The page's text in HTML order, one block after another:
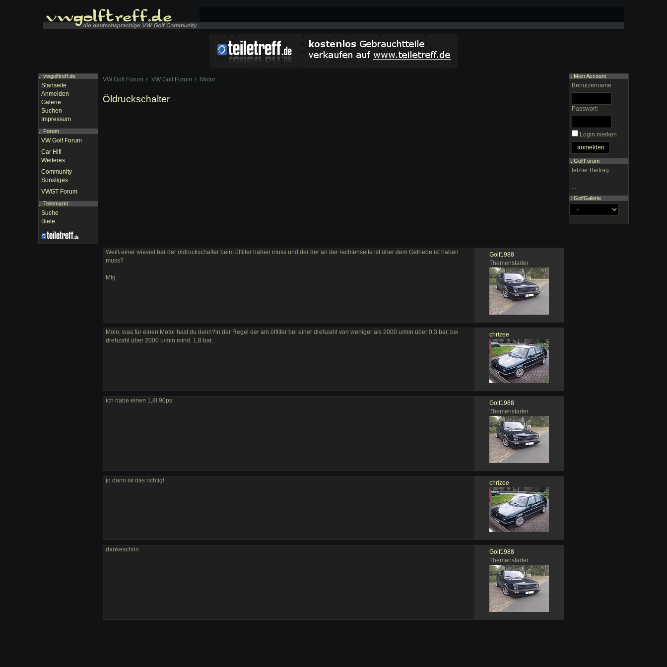
VW Golf Forum VW Golf Forum Motor
Öldruckschalter
Golf1988
Themenstarter
Weiß einer wieviel bar der öldruckschalter beim ölfilter haben muss und der der an der rechtenseite ist über dem Getriebe ist haben
muss?
Mfg
chrizee
Moin, was für einen Motor hast du denn?in der Regel der am ölfilter bei einer drehzahl von weniger als 2000 u/min über 0.3 bar, bei
drehzahl über 2000 u/min mind. 1,8 bar.
Golf1988
Themenstarter
ich habe einen 1,8l 90ps
chrizee
jo dann ist das richtig!
Golf1988
Themenstarter
dankeschön
.: vwgolftreff.de
Startseite
Anmelden
Galerie
Suchen
Impressum
.: Forum
VW Golf Forum
Car Hifi
Weiteres
Community
Sonstiges
VWGT Forum
.: Teilemarkt
Suche
Biete
.: Mein Account
Benutzername:
Passwort:
Login merken
.: GolfForum
letzter Beitrag:
.: GolfGalerie